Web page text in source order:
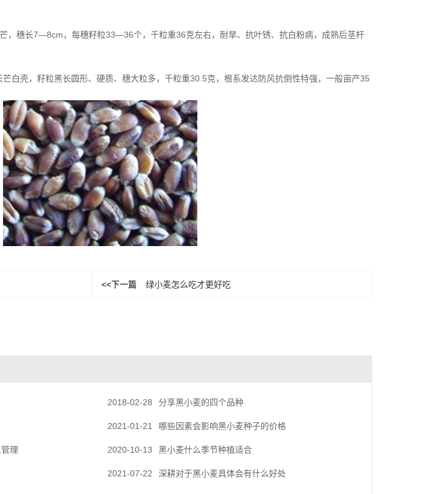
，穗长7―8cm，每穗籽粒33―36个，千粒重36克左右，耐旱、抗叶锈、抗白粉病，成熟后茎杆
白壳，籽粒黑长圆形、硬质、穗大粒多，千粒重30.5克，根系发达防风抗倒性特强，一般亩产35
<<下一篇 绿小麦怎么吃才更好吃
2018-02-28 分享黑小麦的四个品种
2021-01-21 哪些因素会影响黑小麦种子的价格
理 2020-10-13 黑小麦什么季节种植适合
2021-07-22 深耕对于黑小麦具体会有什么好处